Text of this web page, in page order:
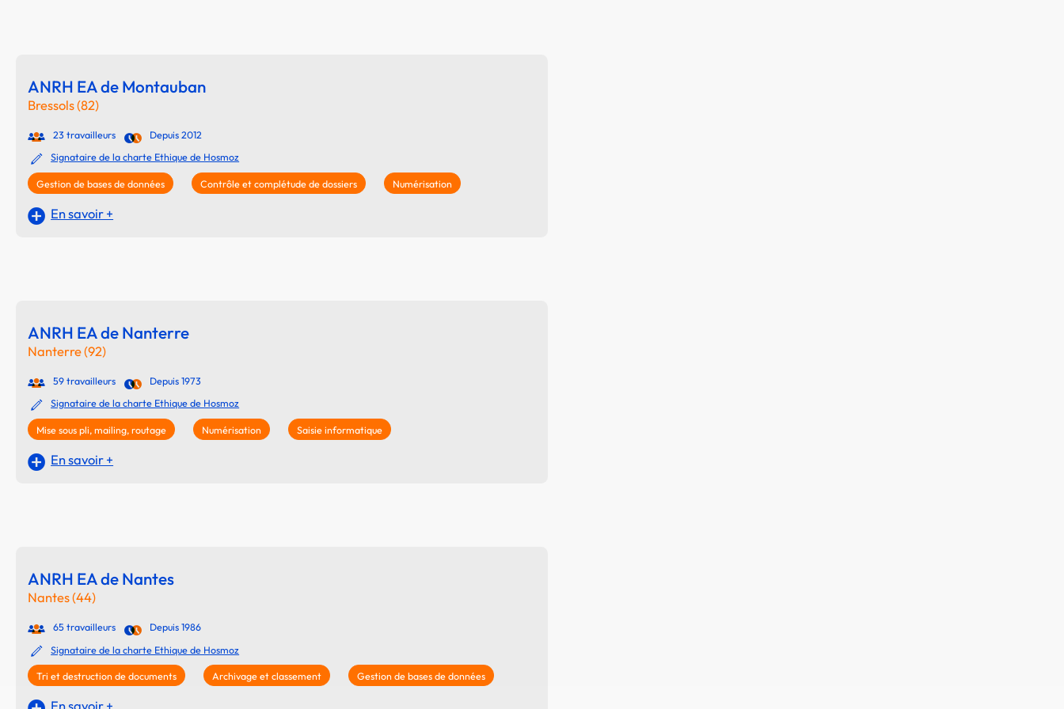
ANRH EA de Montauban
Bressols (82)
23 travailleurs
Depuis 2012
Signataire de la charte Ethique de Hosmoz
Gestion de bases de données Contrôle et complétude de dossiers Numérisation
En savoir +
ANRH EA de Nanterre
Nanterre (92)
59 travailleurs
Depuis 1973
Signataire de la charte Ethique de Hosmoz
Mise sous pli, mailing, routage Numérisation Saisie informatique
En savoir +
ANRH EA de Nantes
Nantes (44)
65 travailleurs
Depuis 1986
Signataire de la charte Ethique de Hosmoz
Tri et destruction de documents Archivage et classement Gestion de bases de données
En savoir +